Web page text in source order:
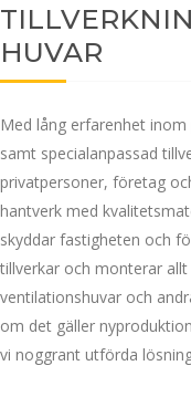
HUVAR
Med lång erfarenhet
samt specialanpassad
privatpersoner, företag
hantverk med
skyddar fastigheten och
tillverkar och monterar
ventilationshuvar och
om det gäller
vi noggrant utförda